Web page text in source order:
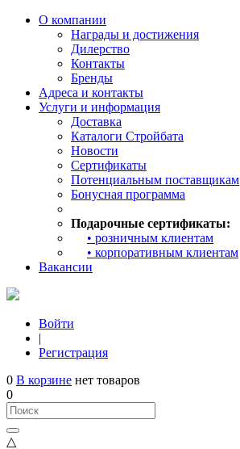
О компании
Награды и достижения
Дилерство
Контакты
Бренды
Адреса и контакты
Услуги и информация
Доставка
Каталоги Стройбата
Новости
Сертификаты
Потенциальным поставщикам
Бонусная программа
Подарочные сертификаты:
• розничным клиентам
• корпоративным клиентам
Вакансии
Войти
|
Регистрация
0 В корзине нет товаров
0
△